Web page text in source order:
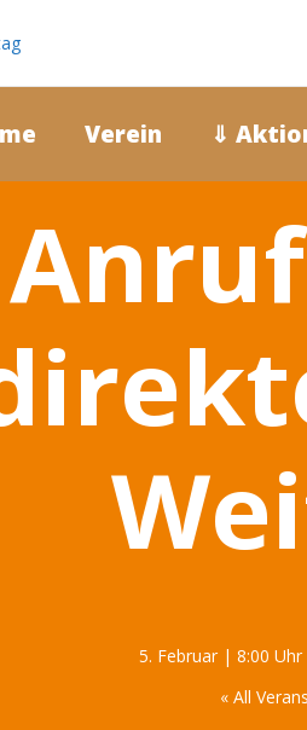
Verein ⇓
5. Februar | 8:00 Uhr
« All